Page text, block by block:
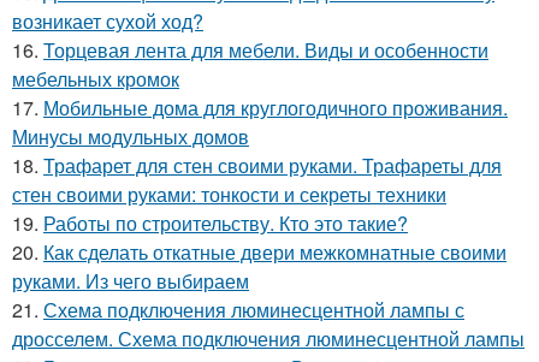
возникает сухой ход?
16. Торцевая лента для мебели. Виды и особенности
мебельных кромок
17. Мобильные дома для круглогодичного проживания.
Минусы модульных домов
18. Трафарет для стен своими руками. Трафареты для
стен своими руками: тонкости и секреты техники
19. Работы по строительству. Кто это такие?
20. Как сделать откатные двери межкомнатные своими
руками. Из чего выбираем
21. Схема подключения люминесцентной лампы с
дросселем. Схема подключения люминесцентной лампы